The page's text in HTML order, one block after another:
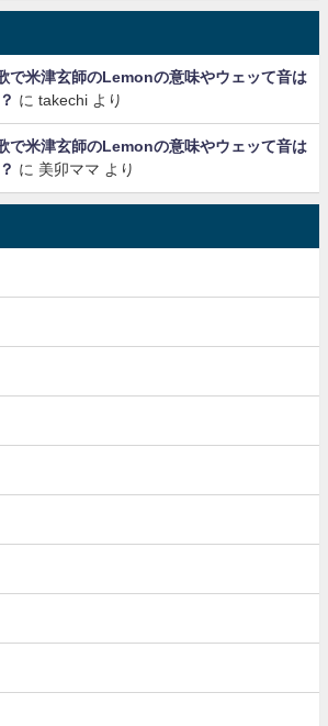
で米津玄師のLemonの意味やウェッて音は
に takechi より
で米津玄師のLemonの意味やウェッて音は
に 美卯ママ より